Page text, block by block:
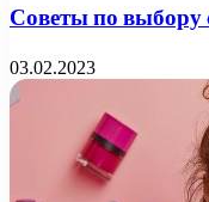
Советы по выбору
03.02.2023